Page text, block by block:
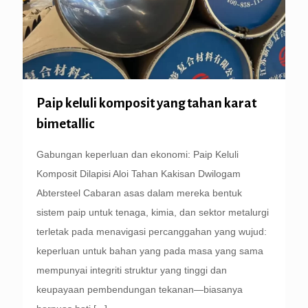
Paip keluli komposit yang tahan karat
bimetallic
Gabungan keperluan dan ekonomi: Paip Keluli
Komposit Dilapisi Aloi Tahan Kakisan Dwilogam
Abtersteel Cabaran asas dalam mereka bentuk
sistem paip untuk tenaga, kimia, dan sektor metalurgi
terletak pada menavigasi percanggahan yang wujud:
keperluan untuk bahan yang pada masa yang sama
mempunyai integriti struktur yang tinggi dan
keupayaan pembendungan tekanan—biasanya